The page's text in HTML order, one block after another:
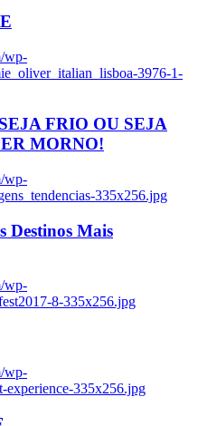
wp-
3976-1-
FRIO OU SEJA
MORNO!
wp-
335x256.jpg
Destinos Mais
wp-
8-335x256.jpg
wp-
experience-335x256.jpg